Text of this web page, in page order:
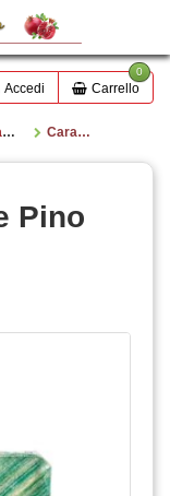
Accedi
0
Carrello
Caramelle Propoli e Pino mugo
Pino